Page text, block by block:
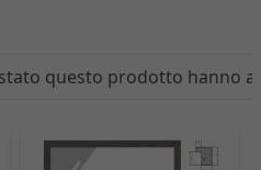
questo prodotto hanno